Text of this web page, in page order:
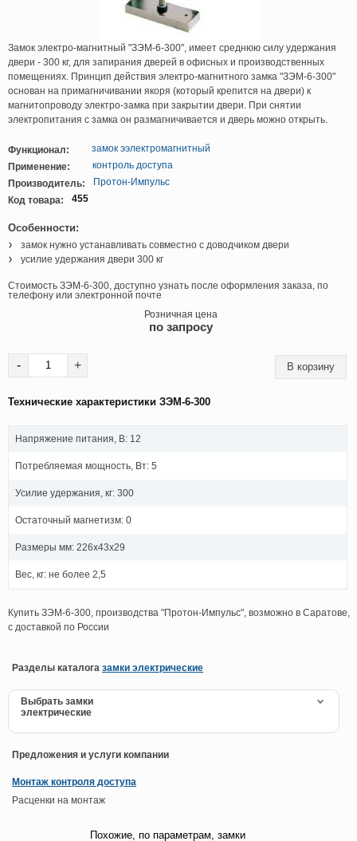
Замок электро-магнитный "ЗЭМ-6-300", имеет среднюю силу удержания
двери - 300 кг, для запирания дверей в офисных и производственных
помещениях. Принцип действия электро-магнитного замка "ЗЭМ-6-300"
основан на примагничивании якоря (который крепится на двери) к
магнитопроводу электро-замка при закрытии двери. При снятии
электропитания с замка он размагничивается и дверь можно открыть.
Функционал:
замок ээлектромагнитный
Применение:
контроль доступа
Производитель:
Протон-Импульс
Код товара:
455
Особенности:
замок нужно устанавливать совместно с доводчиком двери
усилие удержания двери 300 кг
Стоимость ЗЭМ-6-300, доступно узнать после оформления заказа, по
телефону или электронной почте
Розничная цена
по запросу
- +
Технические характеристики ЗЭМ-6-300
Напряжение питания, В: 12
Потребляемая мощность, Вт: 5
Усилие удержания, кг: 300
Остаточный магнетизм: 0
Размеры мм: 226x43x29
Вес, кг: не более 2,5
Купить ЗЭМ-6-300, производства "Протон-Импульс", возможно в Саратове,
с доставкой по России
Разделы каталога замки электрические
Выбрать замки
электрические
Предложения и услуги компании
Монтаж контроля доступа
Расценки на монтаж
Похожие, по параметрам, замки